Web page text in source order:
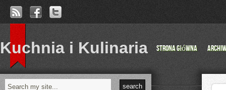
Kuchnia i Kulinaria Strona główna